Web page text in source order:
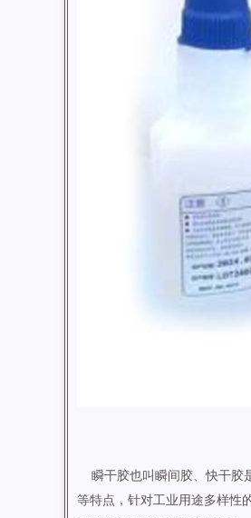
瞬干胶也叫瞬间胶、快干胶
等特点，针对工业用途多样性